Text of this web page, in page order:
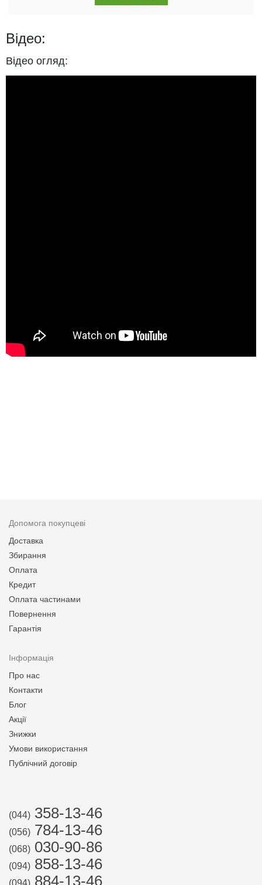
Відео:
Відео огляд:
Допомога покупцеві
Доставка
Збирання
Оплата
Кредит
Оплата частинами
Повернення
Гарантія
Інформація
Про нас
Контакти
Блог
Акції
Знижки
Умови використання
Публічний договір
(044) 358-13-46
(056) 784-13-46
(068) 030-90-86
(094) 858-13-46
(094) 884-13-46